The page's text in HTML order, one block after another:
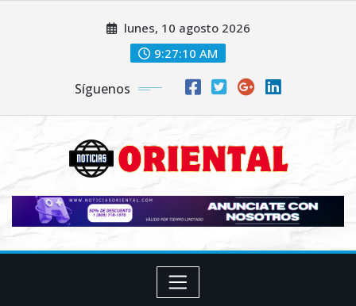
lunes, 10 agosto 2026
9:27:11 AM
Síguenos